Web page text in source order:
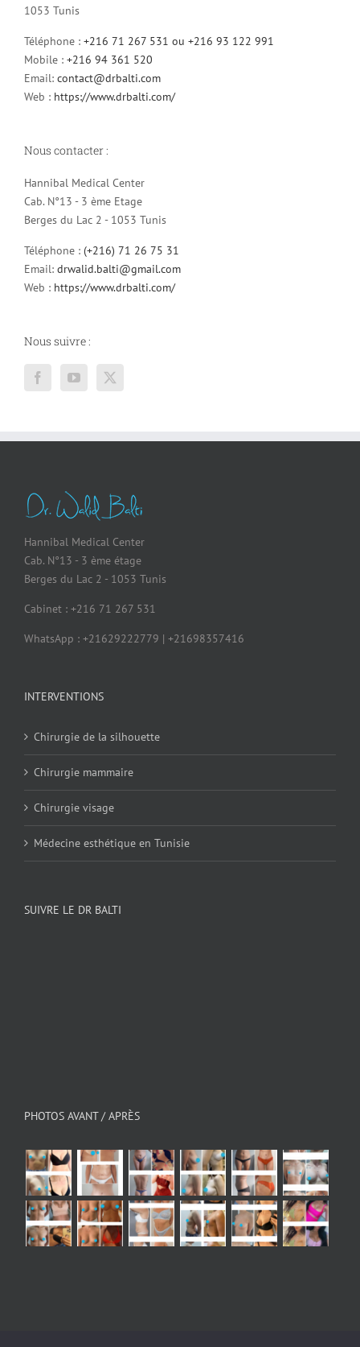
1053 Tunis
Téléphone : +216 71 267 531 ou +216 93 122 991
Mobile : +216 94 361 520
Email: contact@drbalti.com
Web : https://www.drbalti.com/
Nous contacter :
Hannibal Medical Center
Cab. N°13 - 3 ème Etage
Berges du Lac 2 - 1053 Tunis
Téléphone : (+216) 71 26 75 31
Email: drwalid.balti@gmail.com
Web : https://www.drbalti.com/
Nous suivre :
Hannibal Medical Center
Cab. N°13 - 3 ème étage
Berges du Lac 2 - 1053 Tunis
Cabinet : +216 71 267 531
WhatsApp : +21629222779 | +21698357416
INTERVENTIONS
Chirurgie de la silhouette
Chirurgie mammaire
Chirurgie visage
Médecine esthétique en Tunisie
SUIVRE LE DR BALTI
PHOTOS AVANT / APRÈS